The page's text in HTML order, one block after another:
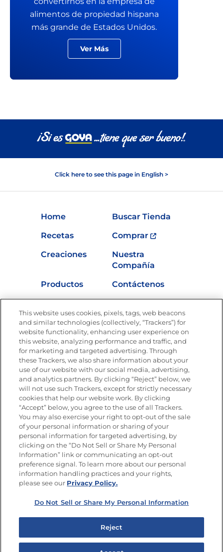
alimentos de propiedad hispana
más grande de Estados Unidos.
Ver Más
Click here to see this page in English >
Home
Buscar Tienda
Recetas
Comprar
Creaciones
Nuestra
Compañía
Productos
Contáctenos
Nutrición
Únete a La Cocina Goya®
Recibe Nuevas Recetas, Ofertas Especiales y
Promociones
Email(Obligatorio)
SÍGUENOS EN LAS REDES SOCIALES
Política de privacidad
No vender ni compartir mis datos personales
This website uses cookies, pixels, tags, web beacons
and similar technologies (collectively, “Trackers”) for
website functionality, enhancing user experience on
this website, analyzing performance and traffic, and
for marketing and targeted advertising. Through
these Trackers, we also share information about your
use of our website with our social media, advertising,
and analytics partners. By clicking “Reject” below, we
will not use such Trackers, except for strictly necessary
cookies that help our website work. By clicking
“Accept” below, you agree to the use of all Trackers.
You may also exercise your right to opt-out of the sale
of your personal information or sharing of your
personal information for targeted advertising, by
clicking on the “Do Not Sell or Share My Personal
Information” link or communicating an opt-out
preference signal. To learn more about our personal
information handling practices and your rights,
please see our Privacy Policy.
Do Not Sell or Share My Personal Information
Reject